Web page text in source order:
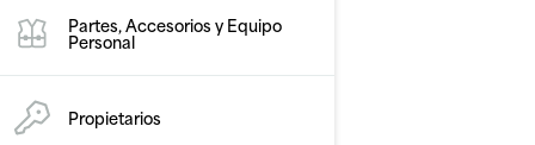
Partes, Accesorios y Equipo
Personal
Propietarios